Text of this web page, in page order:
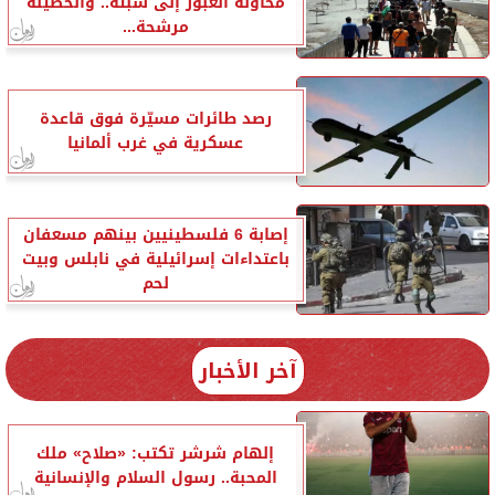
مرشحة...
رصد طائرات مسيّرة فوق قاعدة
عسكرية في غرب ألمانيا
إصابة 6 فلسطينيين بينهم مسعفان
باعتداءات إسرائيلية في نابلس وبيت
لحم
آخر الأخبار
إلهام شرشر تكتب: «صلاح» ملك
المحبة.. رسول السلام والإنسانية